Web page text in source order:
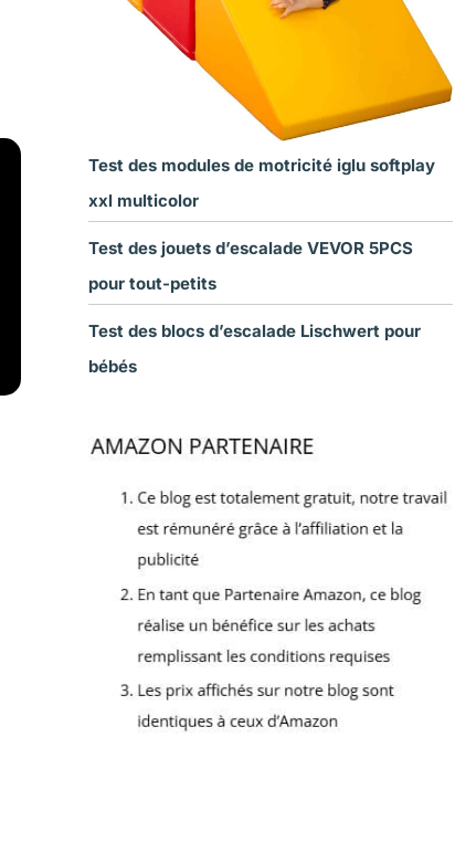
Test des modules de motricité iglu softplay
xxl multicolor
Test des jouets d’escalade VEVOR 5PCS
pour tout-petits
Test des blocs d’escalade Lischwert pour
bébés